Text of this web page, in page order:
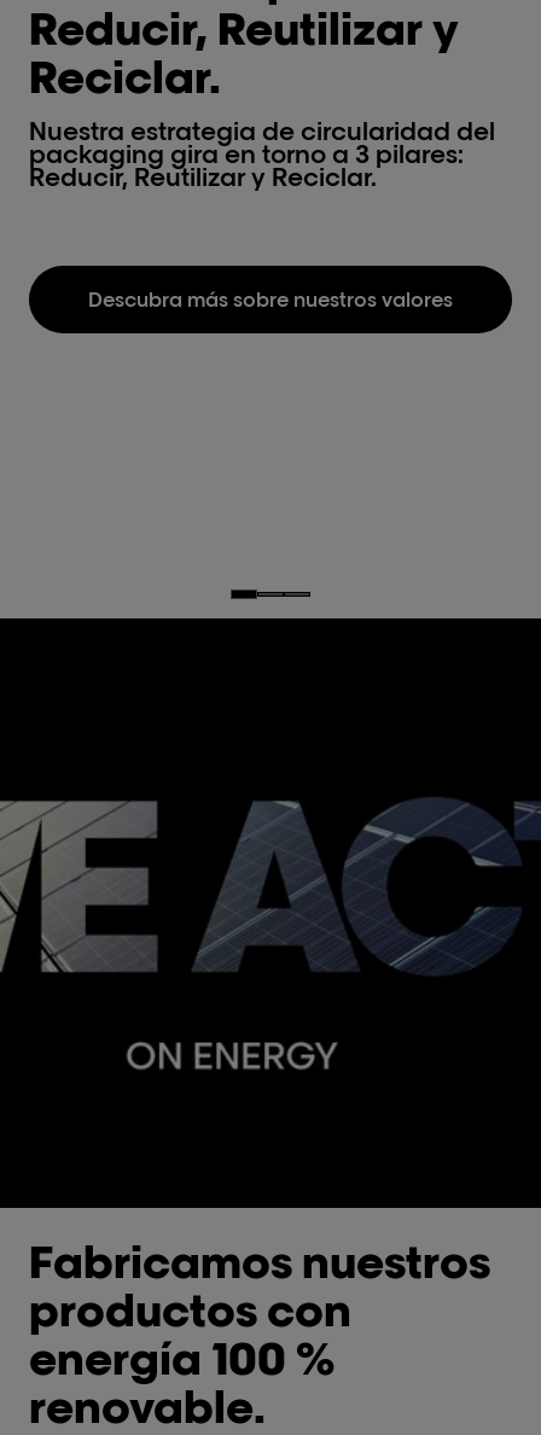
Reducir, Reutilizar y
Reciclar.
Nuestra estrategia de circularidad del
packaging gira en torno a 3 pilares:
Reducir, Reutilizar y Reciclar.
Descubra más sobre nuestros valores
Fabricamos nuestros
productos con
energía 100 %
renovable.